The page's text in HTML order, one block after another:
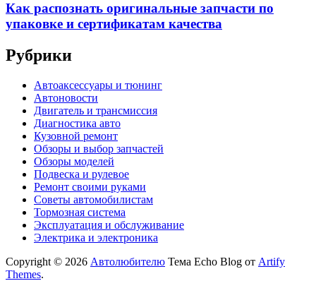
Как распознать оригинальные запчасти по
упаковке и сертификатам качества
Рубрики
Автоаксессуары и тюнинг
Автоновости
Двигатель и трансмиссия
Диагностика авто
Кузовной ремонт
Обзоры и выбор запчастей
Обзоры моделей
Подвеска и рулевое
Ремонт своими руками
Советы автомобилистам
Тормозная система
Эксплуатация и обслуживание
Электрика и электроника
Copyright © 2026 Автолюбителю Тема Echo Blog от Artify
Themes.